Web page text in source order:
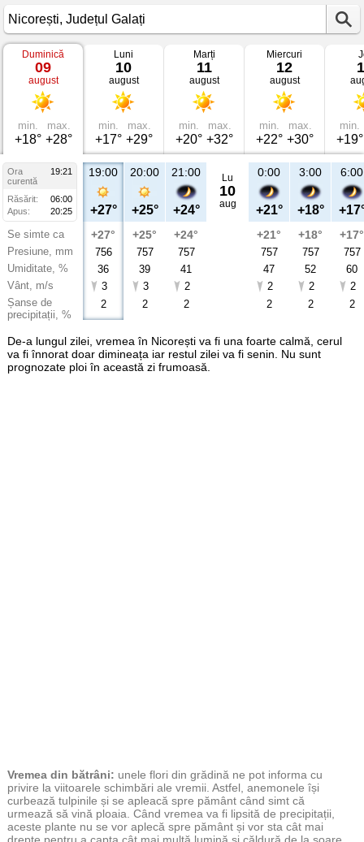
Vremea
Nicorești
Județul
Galați
Duminică
09
august
min.
+18°
max.
+28°
Luni
10
august
min.
+17°
max.
+29°
Marți
11
august
min.
+20°
max.
+32°
Miercuri
12
august
min.
+22°
max.
+30°
min.
+19°
Ora
19:21
curentă
Răsărit:
06:00
Apus:
20:25
Se simte ca
Presiune, mm
Umiditate, %
Vânt, m/s
Șanse de
precipitații, %
19:00
+27°
+27°
756
36
3
2
20:00
+25°
+25°
757
39
3
2
21:00
+24°
+24°
757
41
2
2
Lu
10
aug
0:00
+21°
+21°
757
47
2
2
3:00
+18°
+18°
757
52
2
2
6:00
+17°
757
60
2
2
De-a lungul zilei, vremea în Nicorești va fi una foarte calmă, cerul
va fi înnorat doar dimineața iar restul zilei va fi senin. Nu sunt
prognozate ploi în această zi frumoasă.
Vremea din bătrâni: unele flori din grădină ne pot informa cu
privire la viitoarele schimbări ale vremii. Astfel, anemonele își
curbează tulpinile și se apleacă spre pământ când simt că
urmează să vină ploaia. Când vremea va fi lipsită de precipitații,
aceste plante nu se vor aplecă spre pământ și vor sta cât mai